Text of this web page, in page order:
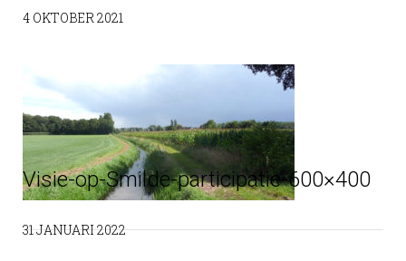
4 OKTOBER 2021
Visie-op-Smilde-participatie-600×400
31 JANUARI 2022